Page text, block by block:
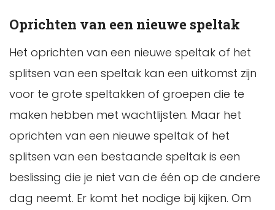
Oprichten van een nieuwe speltak
Het oprichten van een nieuwe speltak of het
splitsen van een speltak kan een uitkomst zijn
voor te grote speltakken of groepen die te
maken hebben met wachtlijsten. Maar het
oprichten van een nieuwe speltak of het
splitsen van een bestaande speltak is een
beslissing die je niet van de één op de andere
dag neemt. Er komt het nodige bij kijken. Om